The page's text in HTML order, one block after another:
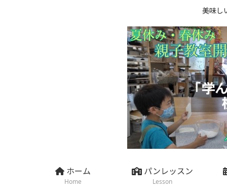
美味し
ホーム
Home
パンレッスン
Lesson